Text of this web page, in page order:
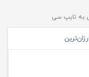
به تایپ سی
ارزان‌ترین